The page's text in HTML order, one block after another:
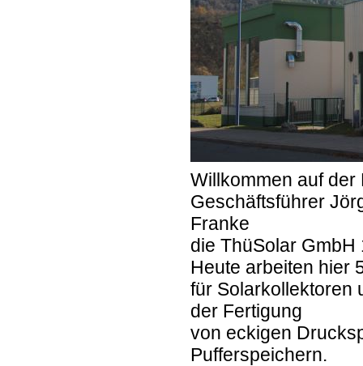
Willkommen auf
Geschäftsführer
Franke
die ThüSolar
Heute arbeiten hier
für Solarkollektoren
der Fertigung
von eckigen
Pufferspeichern.